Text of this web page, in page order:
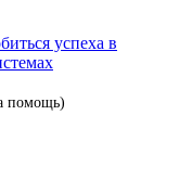
успеха в
помощь)